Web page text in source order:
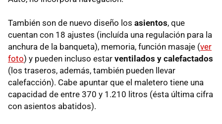
También son de nuevo diseño los asientos, que
cuentan con 18 ajustes (incluída una regulación para la
anchura de la banqueta), memoria, función masaje (ver
foto) y pueden incluso estar ventilados y calefactados
(los traseros, además, también pueden llevar
calefacción). Cabe apuntar que el maletero tiene una
capacidad de entre 370 y 1.210 litros (ésta última cifra
con asientos abatidos).